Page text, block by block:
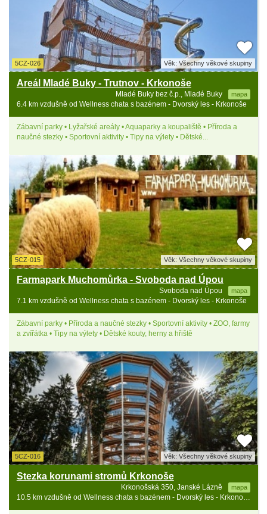
5CZ-026 Věk: Všechny věkové skupiny
Areál Mladé Buky - Trutnov - Krkonoše
Mladé Buky bez č.p., Mladé Buky mapa
6.4 km vzdušně od Wellness chata s bazénem - Dvorský les - Krkonoše
Zábavní parky • Lyžařské areály • Aquaparky a koupaliště • Příroda a
naučné stezky • Sportovní aktivity • Tipy na výlety • Dětské...
5CZ-015 Věk: Všechny věkové skupiny
Farmapark Muchomůrka - Svoboda nad Úpou
Svoboda nad Úpou mapa
7.1 km vzdušně od Wellness chata s bazénem - Dvorský les - Krkonoše
Zábavní parky • Příroda a naučné stezky • Sportovní aktivity • ZOO, farmy
a zvířátka • Tipy na výlety • Dětské kouty, herny a hřiště
5CZ-016 Věk: Všechny věkové skupiny
Stezka korunami stromů Krkonoše
Krkonošská 350, Janské Lázně mapa
10.5 km vzdušně od Wellness chata s bazénem - Dvorský les - Krkonoše